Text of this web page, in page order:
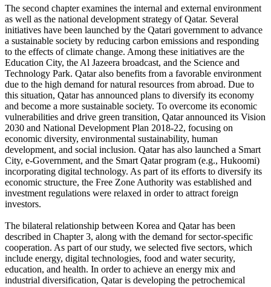
The second chapter examines the internal and external environment
as well as the national development strategy of Qatar. Several
initiatives have been launched by the Qatari government to advance
a sustainable society by reducing carbon emissions and responding
to the effects of climate change. Among these initiatives are the
Education City, the Al Jazeera broadcast, and the Science and
Technology Park. Qatar also benefits from a favorable environment
due to the high demand for natural resources from abroad. Due to
this situation, Qatar has announced plans to diversify its economy
and become a more sustainable society. To overcome its economic
vulnerabilities and drive green transition, Qatar announced its Vision
2030 and National Development Plan 2018-22, focusing on
economic diversity, environmental sustainability, human
development, and social inclusion. Qatar has also launched a Smart
City, e-Government, and the Smart Qatar program (e.g., Hukoomi)
incorporating digital technology. As part of its efforts to diversify its
economic structure, the Free Zone Authority was established and
investment regulations were relaxed in order to attract foreign
investors.
The bilateral relationship between Korea and Qatar has been
described in Chapter 3, along with the demand for sector-specific
cooperation. As part of our study, we selected five sectors, which
include energy, digital technologies, food and water security,
education, and health. In order to achieve an energy mix and
industrial diversification, Qatar is developing the petrochemical